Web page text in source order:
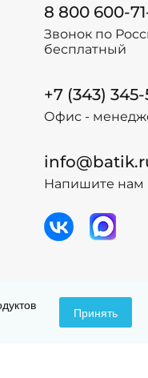
- +
8 800 600-
Звонок по
бесплатный
+7 (343)
Офис -
Напишите нам
Принять